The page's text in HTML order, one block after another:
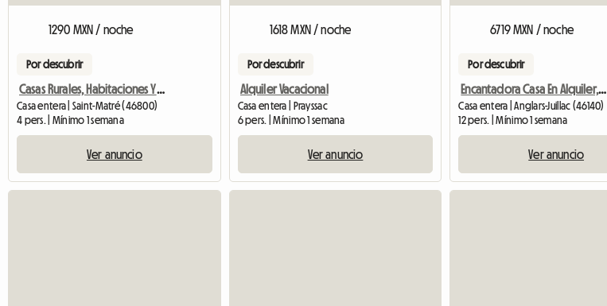
1290 MXN / noche
Por descubrir
Casas Rurales, Habitaciones Y Table D'Hôtes
Casa entera | Saint-Matré (46800)
4 pers. | Mínimo 1 semana
Ver anuncio
1618 MXN / noche
Por descubrir
Alquiler Vacacional
Casa entera | Prayssac
6 pers. | Mínimo 1 semana
Ver anuncio
6719 MXN / noche
Por descubrir
Encantadora Casa En Alquiler, Magnífica, Con Piscina Privada
Casa entera | Anglars-Juillac (46140)
12 pers. | Mínimo 1 semana
Ver anuncio